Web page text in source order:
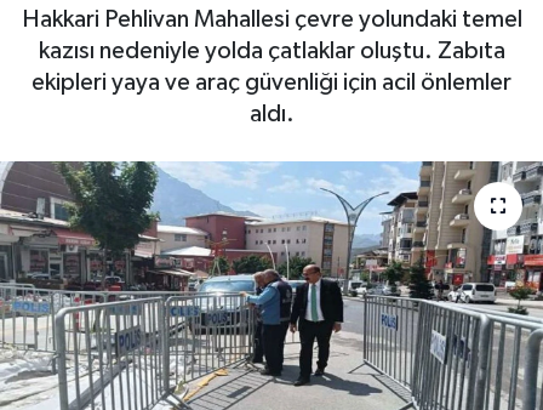
Hakkari Pehlivan Mahallesi çevre yolundaki temel
kazısı nedeniyle yolda çatlaklar oluştu. Zabıta
ekipleri yaya ve araç güvenliği için acil önlemler
aldı.
EĞİTİM
GÜNDEM
Hakkari Haber
İLGİNÇ HABERLER
KADIN
Tüm Manşetler
Son Dakika Haberleri
Haber Arşivi